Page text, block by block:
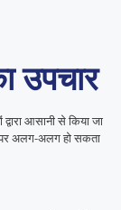
उपचार
आसानी से किया जा
अलग-अलग हो सकता